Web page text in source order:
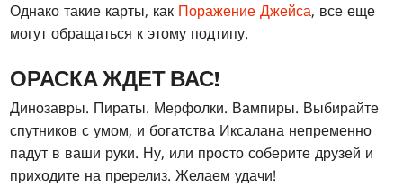
Однако такие карты, как Поражение Джейса, все еще
могут обращаться к этому подтипу.
ОРАСКА ЖДЕТ ВАС!
Динозавры. Пираты. Мерфолки. Вампиры. Выбирайте
спутников с умом, и богатства Иксалана непременно
падут в ваши руки. Ну, или просто соберите друзей и
приходите на пререлиз. Желаем удачи!